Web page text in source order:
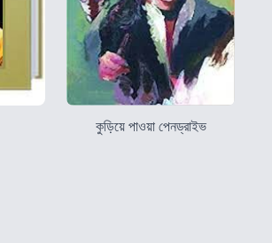
কুড়িয়ে পাওয়া পেনড্রাইভ